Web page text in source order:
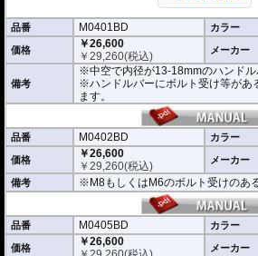
※車検対応。
※1個単位での販売
※左右どちらにも使用できます。
※商品は汎用品となり、主に２系統の取り付け方
(取付確認がされているものは下記の適合検索で適
M0401BD 中空で内径が13-18mmのハンドルバ
M0402BD M8もしくはM6のボルト受けのあるハ
M0405BD M12のボルト受けのあるハンドルバー
別売オプションにカラーインサートをご用意。
車体のイメージに合わせたカスタムが可能となり
してその存在感を高めます。
品番 M0401BD カラー
価格
￥26,600
￥29,260(税込) メーカー
備考
※中空で内径が13-18mmのハンドル
※ハンドルバーにボルト受け等があ
ます。
品番 M0402BD カラー
価格
￥26,600
￥29,260(税込) メーカー
備考 ※M8もしくはM6のボルト受けのあ
品番 M0405BD カラー
価格
￥26,600
メーカー